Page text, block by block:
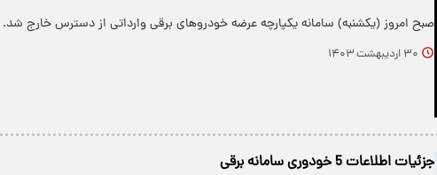
صبح امروز (یکشنبه) سامانه یکپارچه عرضه خودروهای برقی وارداتی از دسترس خارج شد.
۳۰ اردیبهشت ۱۴۰۳
جزئیات اطلاعات 5 خودوری سامانه برقی